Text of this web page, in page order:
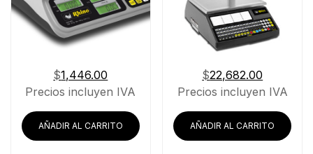
$1,446.00
Precios incluyen IVA
AÑADIR AL CARRITO
$22,682.00
Precios incluyen IVA
AÑADIR AL CARRITO